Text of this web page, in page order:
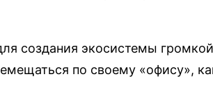
создания экосистемы
по своему «офису»,